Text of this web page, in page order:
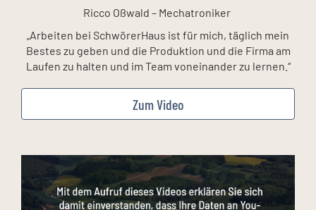
Ricco Oßwald – Mechatroniker
„Arbeiten bei SchwörerHaus ist für mich, täglich mein
Bestes zu geben und die Produktion und die Firma am
Laufen zu halten und im Team voneinander zu lernen.“
Zum Video